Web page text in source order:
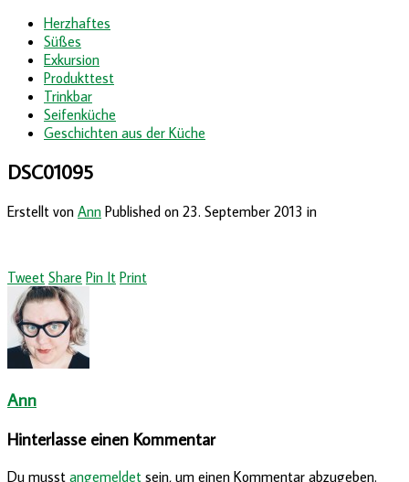
Herzhaftes
Süßes
Exkursion
Produkttest
Trinkbar
Seifenküche
Geschichten aus der Küche
DSC01095
Erstellt von Ann Published on 23. September 2013 in
Tweet Share Pin It Print
Ann
Hinterlasse einen Kommentar
Du musst angemeldet sein, um einen Kommentar abzugeben.